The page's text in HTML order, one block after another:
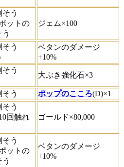
う
ットの
ジェム×100
う
ベタンのダメージ
+10%
う
大ぶき強化石×3
う ポップのこころ(D)×1
う
回触れ
ゴールド×80,000
う
ットの
ベタンのダメージ
+10%